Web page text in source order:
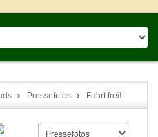
Pressefotos Fahrt frei!